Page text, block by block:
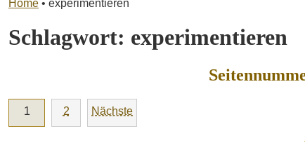
Home • experimentieren
Schlagwort: experimentieren
1 2 Nächste